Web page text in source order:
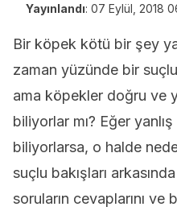
Yayınlandı: 07 Eylül, 2018
Bir köpek kötü bir şey
zaman yüzünde bir
ama köpekler doğru ve
biliyorlar mı? Eğer yanlış
biliyorlarsa, o halde
suçlu bakışları
soruların cevaplarını ve